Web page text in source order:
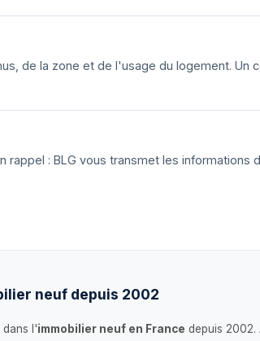
de la zone et de l'usage du logement. Un
rappel : BLG vous transmet les informations
neuf depuis 2002
dans l'immobilier neuf en France depuis 2002.